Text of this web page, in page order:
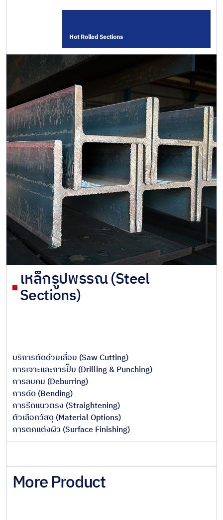
Hot Rolled Sections
เหล็กรูปพรรณ (Steel
Sections)
บริการตัดด้วยเลื่อย (Saw Cutting)
การเจาะและการปั๊ม (Drilling & Punching)
การลบคม (Deburring)
การดัด (Bending)
การรีดแนวตรง (Straightening)
ตัวเลือกวัสดุ (Material Options)
การตกแต่งผิว (Surface Finishing)
More Product